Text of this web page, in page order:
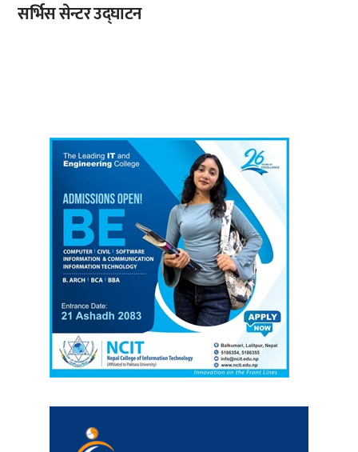
सर्भिस सेन्टर उद्घाटन